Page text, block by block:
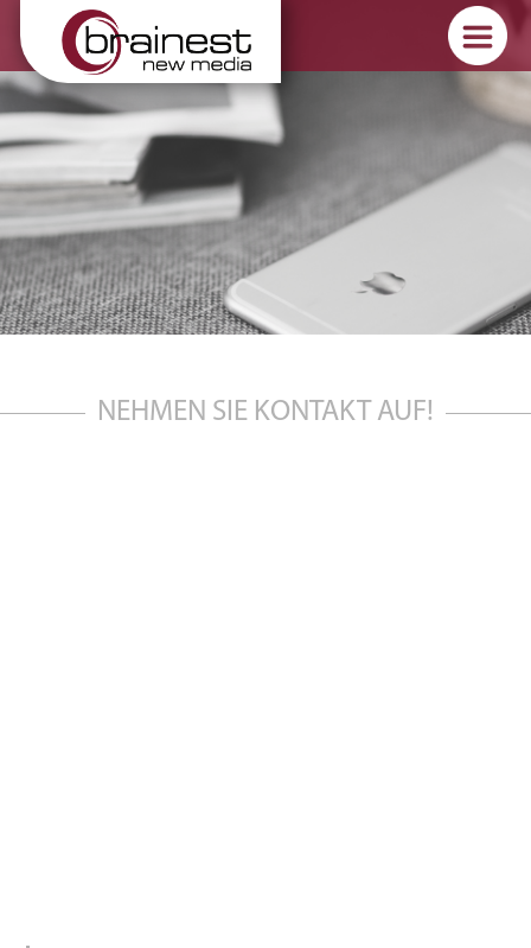
NEHMEN SIE KONTAKT AUF!